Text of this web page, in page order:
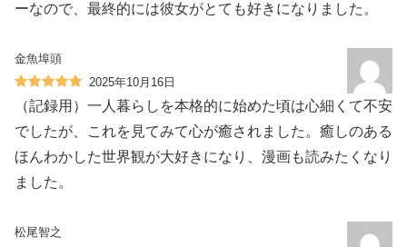
ーなので、最終的には彼女がとても好きになりました。
金魚埠頭
2025年10月16日
（記録用）一人暮らしを本格的に始めた頃は心細くて不安
でしたが、これを見てみて心が癒されました。癒しのある
ほんわかした世界観が大好きになり、漫画も読みたくなり
ました。
松尾智之